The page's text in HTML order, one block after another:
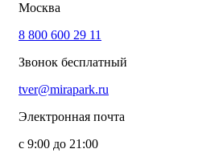
Оборудование для
Спортивное оборудование
Малые архитектурные
Услуги
Озеленение
Монтаж детских площадок
Москва
8 800 600 29 11
Звонок бесплатный
tver@mirapark.ru
Электронная почта
с 9:00 до 21:00